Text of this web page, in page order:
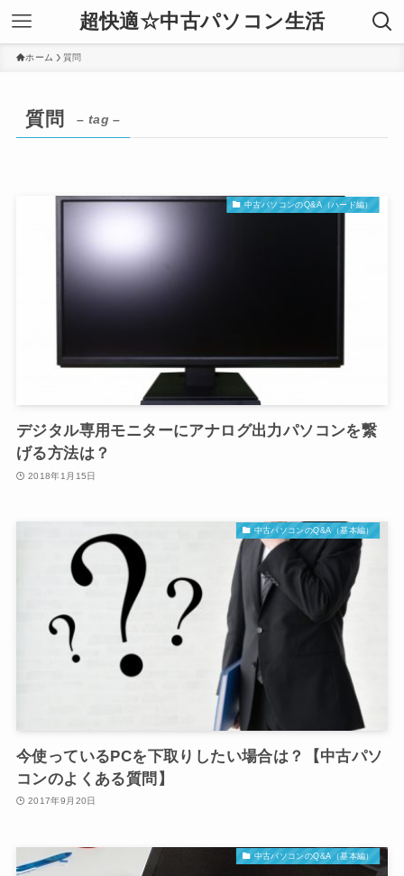
超快適☆中古パソコン生活
ホーム 質問
質問 – tag –
中古パソコンのQ&A（ハード編）
デジタル専用モニターにアナログ出力パソコンを繋
げる方法は？
2018年1月15日
中古パソコンのQ&A（基本編）
今使っているPCを下取りしたい場合は？【中古パソ
コンのよくある質問】
2017年9月20日
中古パソコンのQ&A（基本編）